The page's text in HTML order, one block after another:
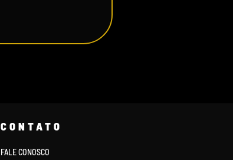
CONTATO
FALE CONOSCO